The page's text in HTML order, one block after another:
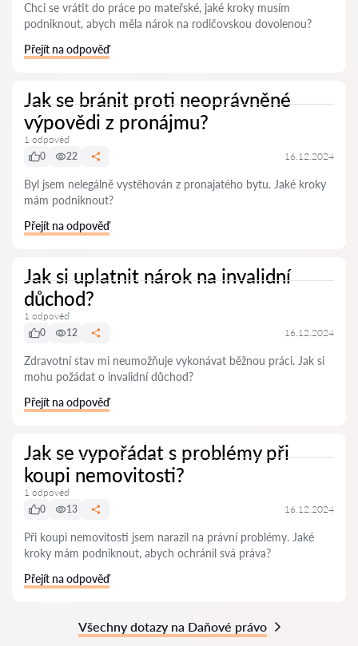
Chci se vrátit do práce po mateřské, jaké kroky musím
podniknout, abych měla nárok na rodičovskou dovolenou?
Přejít na odpověď
Jak se bránit proti neoprávněné
výpovědi z pronájmu?
1 odpověď
0
22 16.12.2024
Byl jsem nelegálně vystěhován z pronajatého bytu. Jaké kroky
mám podniknout?
Přejít na odpověď
Jak si uplatnit nárok na invalidní
důchod?
1 odpověď
0
12 16.12.2024
Zdravotní stav mi neumožňuje vykonávat běžnou práci. Jak si
mohu požádat o invalidní důchod?
Přejít na odpověď
Jak se vypořádat s problémy při
koupi nemovitosti?
1 odpověď
0
13 16.12.2024
Při koupi nemovitosti jsem narazil na právní problémy. Jaké
kroky mám podniknout, abych ochránil svá práva?
Přejít na odpověď
Všechny dotazy na Daňové právo